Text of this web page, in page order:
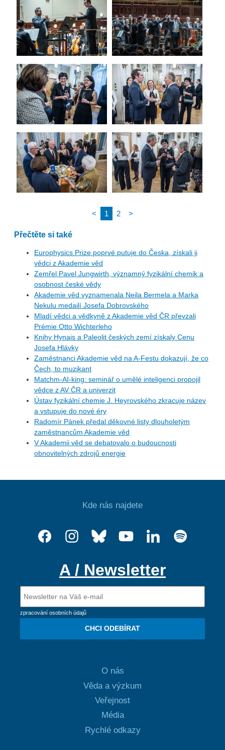
< 1 2 >
Přečtěte si také
Europhysics Prize poprvé putuje do Česka, získali ji
vědci z Akademie věd
Zemřel Pavel Jungwirth, významný fyzikální chemik a
osobnost české vědy
Akademie věd vyznamenala Neila Bermela a Marka
Nekulu medailí Josefa Dobrovského
Mladí vědci a vědkyně z Akademie věd ČR převzali
Prémie Otto Wichterleho
Knihy Hynais a Paleolit českých zemí získaly Cenu
Josefa Hlávky
Zaměstnanci Akademie věd na A-Festu dokazují, že co
Čech, to muzikant
Matchm-AI-king: seminář o umělé inteligenci propojil
vědce z AV ČR a univerzit
Ústav fyzikální chemie J. Heyrovského zkracuje název
a vstupuje do nové éry
Radomír Pánek předal děkovné listy dlouholetým
zaměstnancům Akademie věd
V Akademii věd se debatovalo o budoucnosti
obnovitelných zdrojů energie
Kde nás najdete
A / Newsletter
zpracování osobních údajů
CHCI ODEBÍRAT
O nás
Věda a výzkum
Veřejnost
Média
Rychlé odkazy